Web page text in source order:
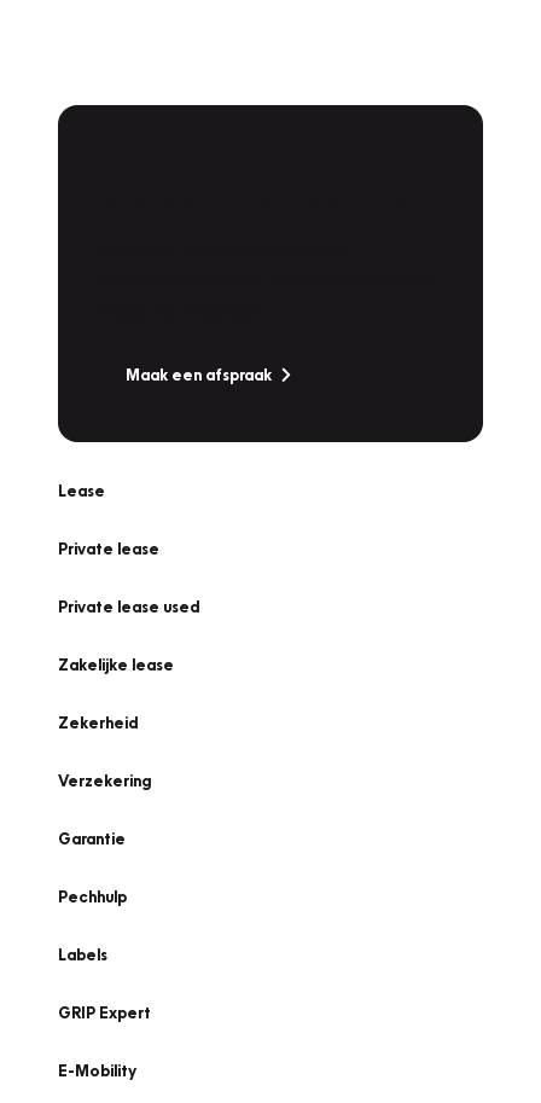
Maak een afspraak
Lease
Private lease
Private lease used
Zakelijke lease
Zekerheid
Verzekering
Garantie
Pechhulp
Labels
GRIP Expert
E-Mobility